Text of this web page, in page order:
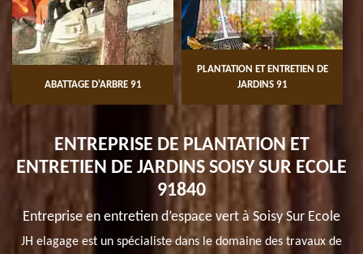
ABATTAGE D'ARBRE 91
PLANTATION ET ENTRETIEN DE
JARDINS 91
ENTREPRISE DE PLANTATION ET
ENTRETIEN DE JARDINS SOISY SUR ECOLE
91840
Entreprise en entretien d’espace vert à Soisy Sur Ecole
JH elagage est un spécialiste dans le domaine des travaux de